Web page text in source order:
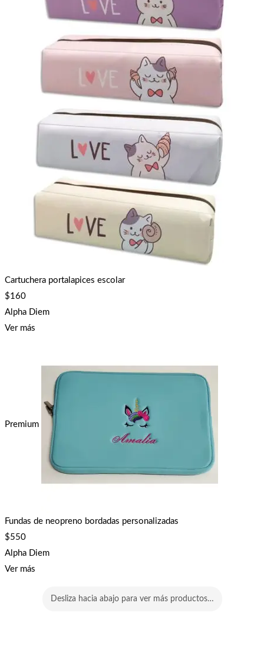
Cartuchera portalapices escolar
$160
Alpha Diem
Ver más
Premium
Fundas de neopreno bordadas personalizadas
$550
Alpha Diem
Ver más
Desliza hacia abajo para ver más productos…